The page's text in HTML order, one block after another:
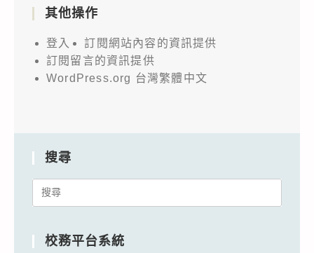
其他操作
登入
訂閱網站內容的資訊提供
訂閱留言的資訊提供
WordPress.org 台灣繁體中文
搜尋
Search
校務平台系統